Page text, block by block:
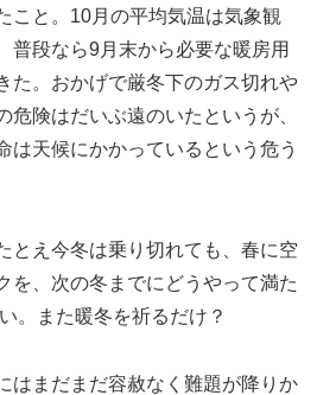
こと。10月の平均気温は気象観
普段なら9月末から必要な暖房用
た。おかげで厳冬下のガス切れや
危険はだいぶ遠のいたというが、
は天候にかかっているという危う
とえ今冬は乗り切れても、春に空
を、次の冬までにどうやって満た
。また暖冬を祈るだけ？
はまだまだ容赦なく難題が降りか